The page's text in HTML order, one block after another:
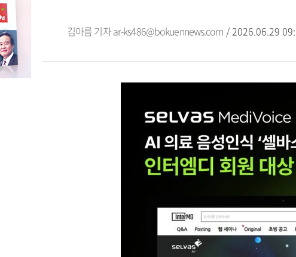
김아름 기자ar-ks486@bokuennews.com / 2026.06.29